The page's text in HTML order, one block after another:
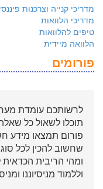
מדריכי קנייה וצרכנות
מדריכי הלוואות
טיפים להלוואות
הלוואה מיידית
פורומים
לרשותכם עומדת
תוכלו לשאול כל
פורום תמצאו מידע
שחשוב להכין לכל
ומהי הריבית הכדאית
וללמוד מניסיוננו